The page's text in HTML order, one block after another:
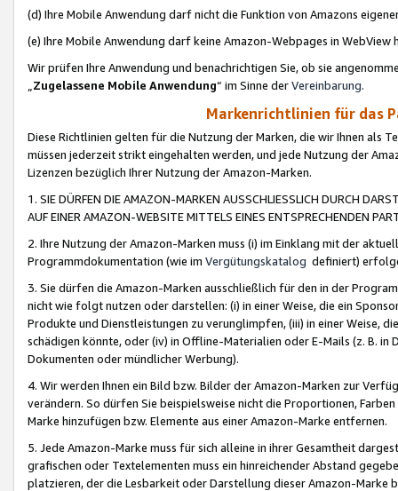
(d) Ihre Mobile Anwendung darf nicht die Funktion von Amazons
(e) Ihre Mobile Anwendung darf keine Amazon-Webpages in WebView
Wir prüfen Ihre Anwendung und benachrichtigen Sie, ob sie
„Zugelassene Mobile Anwendung“ im Sinne derVereinbarung.
Markenrichtlinien für das
Diese Richtlinien gelten für die Nutzung der Marken, die wir Ihnen als
müssen jederzeit strikt eingehalten werden, und jede Nutzung der
Lizenzen bezüglich Ihrer Nutzung der Amazon-Marken.
1. SIE DÜRFEN DIE AMAZON-MARKEN AUSSCHLIESSLICH DURCH
AUF EINER AMAZON-WEBSITE MITTELS EINES ENTSPRECHENDEN
2. Ihre Nutzung der Amazon-Marken muss (i) im Einklang mit der
Programmdokumentation (wie im Vergütungskatalog definiert)
3. Sie dürfen die Amazon-Marken ausschließlich für den in der
nicht wie folgt nutzen oder darstellen: (i) in einer Weise, die ein
Produkte und Dienstleistungen zu verunglimpfen, (iii) in einer Weise,
schädigen könnte, oder (iv) in Offline-Materialien oder E-Mails (z. B. in
Dokumenten oder mündlicher Werbung).
4. Wir werden Ihnen ein Bild bzw. Bilder der Amazon-Marken zur
verändern. So dürfen Sie beispielsweise nicht die Proportionen,
Marke hinzufügen bzw. Elemente aus einer Amazon-Marke entfernen.
5. Jede Amazon-Marke muss für sich alleine in ihrer Gesamtheit
grafischen oder Textelementen muss ein hinreichender Abstand
platzieren, der die Lesbarkeit oder Darstellung dieser Amazon-Marke